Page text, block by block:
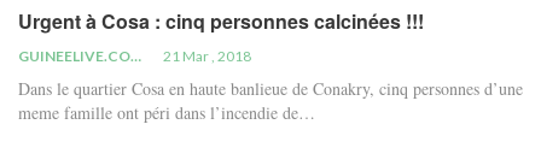
Urgent à Cosa : cinq personnes calcinées !!!
GUINEELIVE.COM 21 Mar , 2018
Dans le quartier Cosa en haute banlieue de Conakry, cinq personnes d’une
meme famille ont péri dans l’incendie de…